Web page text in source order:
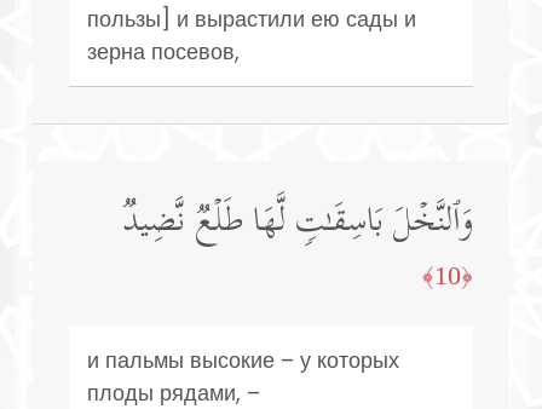
пользы] и вырастили ею сады и
зерна посевов,
وَٱلنَّخۡلَ بَاسِقَـٰتࣲ لَّهَا طَلۡعࣱ نَّضِیدࣱ
﴿10﴾
и пальмы высокие – у которых
плоды рядами, –